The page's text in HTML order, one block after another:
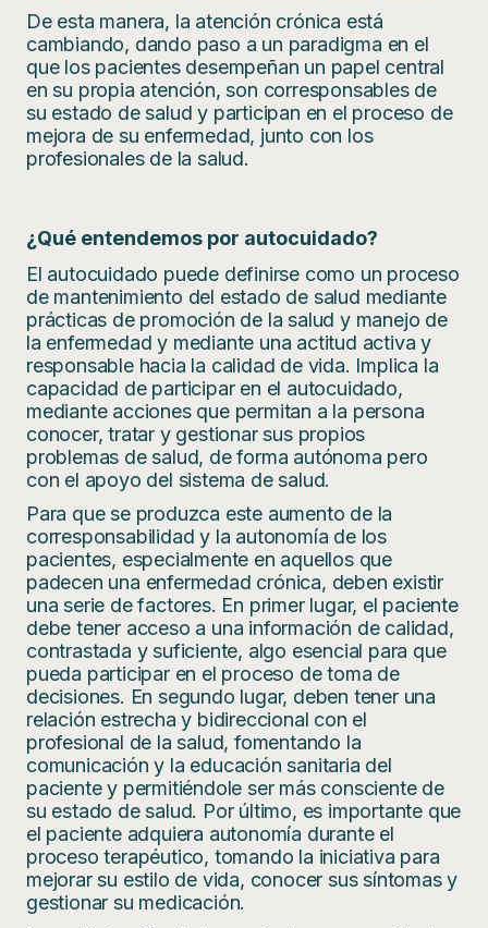
De esta manera, la atención crónica está
cambiando, dando paso a un paradigma en el
que los pacientes desempeñan un papel central
en su propia atención, son corresponsables de
su estado de salud y participan en el proceso de
mejora de su enfermedad, junto con los
profesionales de la salud.
¿Qué entendemos por autocuidado?
El autocuidado puede definirse como un proceso
de mantenimiento del estado de salud mediante
prácticas de promoción de la salud y manejo de
la enfermedad y mediante una actitud activa y
responsable hacia la calidad de vida. Implica la
capacidad de participar en el autocuidado,
mediante acciones que permitan a la persona
conocer, tratar y gestionar sus propios
problemas de salud, de forma autónoma pero
con el apoyo del sistema de salud.
Para que se produzca este aumento de la
corresponsabilidad y la autonomía de los
pacientes, especialmente en aquellos que
padecen una enfermedad crónica, deben existir
una serie de factores. En primer lugar, el paciente
debe tener acceso a una información de calidad,
contrastada y suficiente, algo esencial para que
pueda participar en el proceso de toma de
decisiones. En segundo lugar, deben tener una
relación estrecha y bidireccional con el
profesional de la salud, fomentando la
comunicación y la educación sanitaria del
paciente y permitiéndole ser más consciente de
su estado de salud. Por último, es importante que
el paciente adquiera autonomía durante el
proceso terapéutico, tomando la iniciativa para
mejorar su estilo de vida, conocer sus síntomas y
gestionar su medicación.